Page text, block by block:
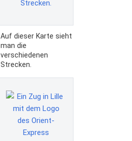
Auf dieser Karte sieht
man die
verschiedenen
Strecken.